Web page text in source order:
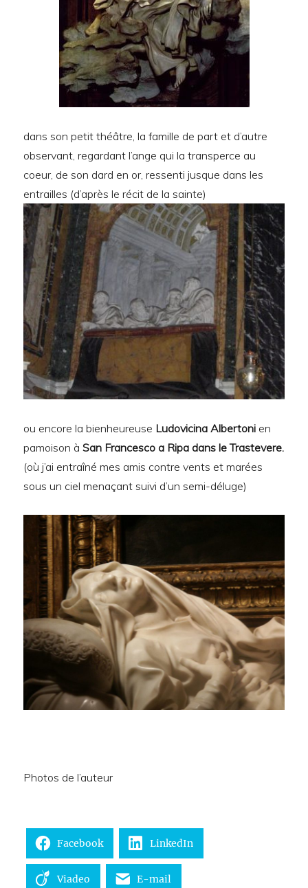
dans son petit théâtre, la famille de part et d’autre
observant, regardant l’ange qui la transperce au
coeur, de son dard en or, ressenti jusque dans les
entrailles (d’après le récit de la sainte)
ou encore la bienheureuse Ludovicina Albertoni en
pamoison àSan Francesco a Ripa dans le Trastevere.
(où j’ai entraîné mes amis contre vents et marées
sous un ciel menaçant suivi d’un semi-déluge)
Photos de l’auteur
Facebook LinkedIn
Viadeo E-mail